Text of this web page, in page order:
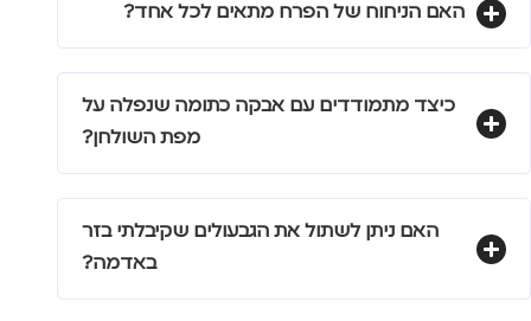
האם הניחוח של הפרח מתאים לכל אחד?
כיצד מתמודדים עם אבקה כתומה שנפלה על
מפת השולחן?
האם ניתן לשתול את הגבעולים שקיבלתי בזר
באדמה?